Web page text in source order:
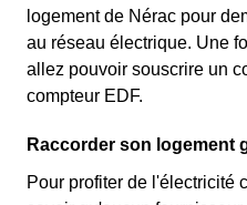
logement de Nérac pour
au réseau électrique. Une
allez pouvoir souscrire un
compteur EDF.
Raccorder son logement
Pour profiter de l'électricité